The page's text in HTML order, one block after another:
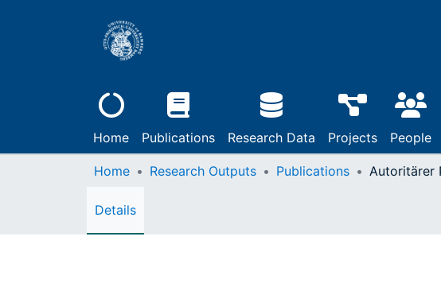
Home Publications Research Data Projects People
Home Research Outputs Publications
Details